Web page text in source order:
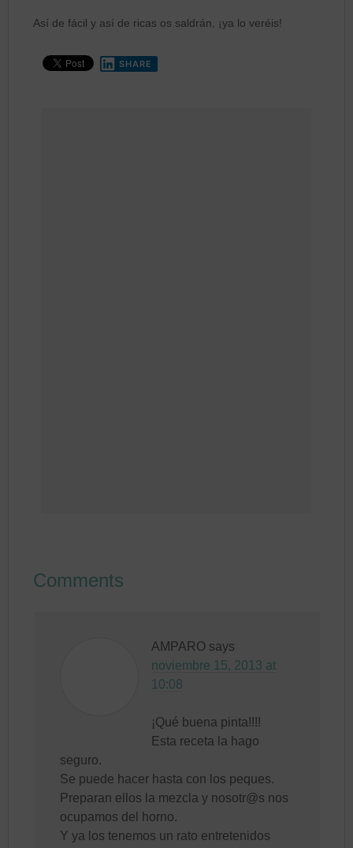
Así de fácil y así de ricas os saldrán, ¡ya lo veréis!
SHARE
Comments
AMPARO says
noviembre 15, 2013 at
10:08
¡Qué buena pinta!!!!
Esta receta la hago
seguro.
Se puede hacer hasta con los peques.
Preparan ellos la mezcla y nosotr@s nos
ocupamos del horno.
Y ya los tenemos un rato entretenidos